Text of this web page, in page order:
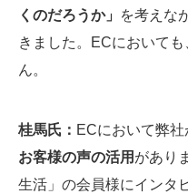
くのだろうか」
を考えな
きました。ECにおいて
ん。
桂馬氏： ECにおいて弊社
お客様の声の活用 があり
生活」の会員様にインタ